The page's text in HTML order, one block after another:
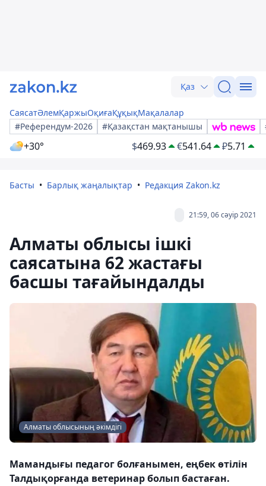
Қаз
СаясатӘлемҚаржыОқиғаҚұқықМақалалар
#Референдум-2026
#Қазақстан мақтанышы
+30° $469.93 €541.64 ₽5.71
Басты Барлық жаңалықтар Редакция Zakon.kz
21:59, 06 сәуір 2021
Алматы облысы ішкі
саясатына 62 жастағы
басшы тағайындалды
Алматы облысының әкімдігі
Мамандығы педагог болғанымен, еңбек өтілін
Талдықорғанда ветеринар болып бастаған.